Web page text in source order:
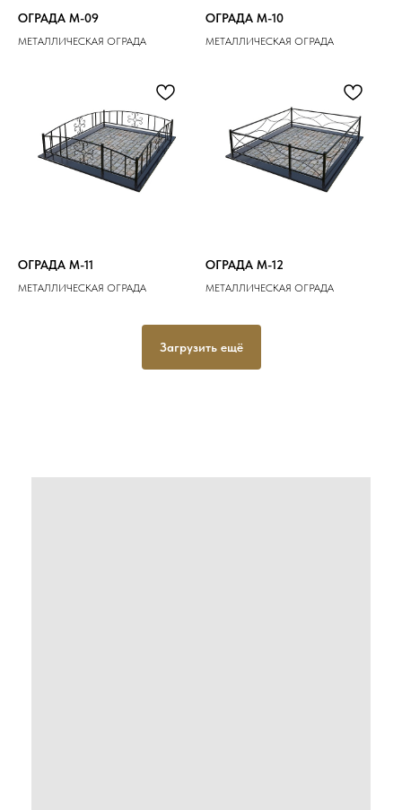
ОГРАДА M-09
МЕТАЛЛИЧЕСКАЯ ОГРАДА
ОГРАДА M-10
МЕТАЛЛИЧЕСКАЯ ОГРАДА
ОГРАДА M-11
МЕТАЛЛИЧЕСКАЯ ОГРАДА
ОГРАДА M-12
МЕТАЛЛИЧЕСКАЯ ОГРАДА
Загрузить ещё